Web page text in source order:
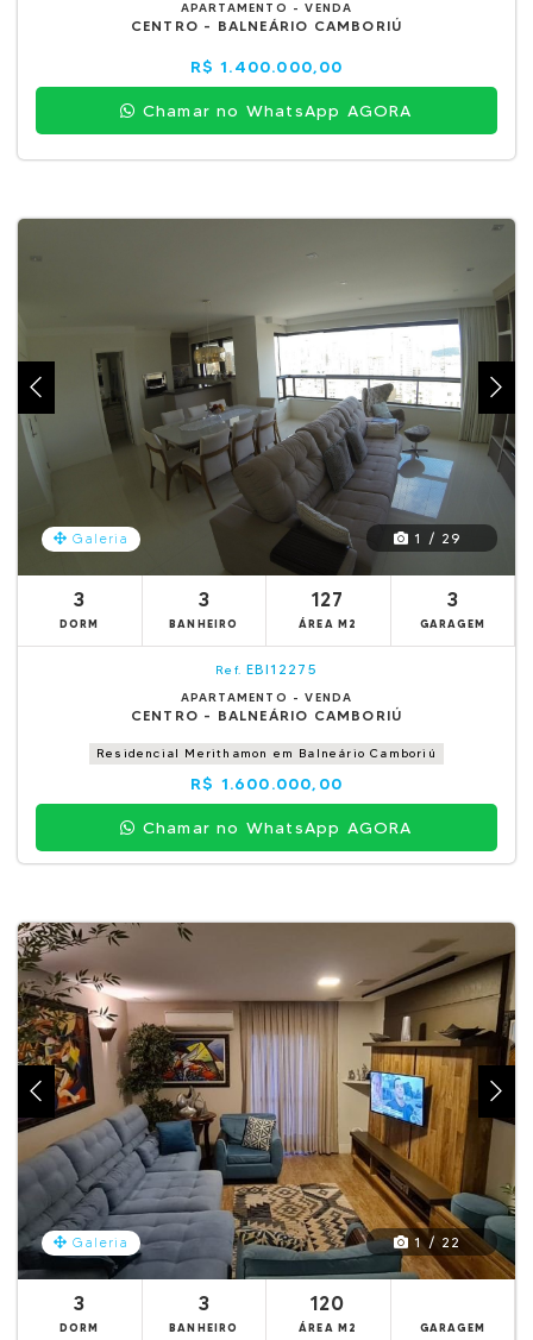
APARTAMENTO - VENDA
CENTRO - BALNEÁRIO CAMBORIÚ
R$ 1.400.000,00
Chamar no WhatsApp AGORA
Galeria 1 / 29
3
DORM
3
BANHEIRO
127
ÁREA M2
3
GARAGEM
Ref. EBI12275
APARTAMENTO - VENDA
CENTRO - BALNEÁRIO CAMBORIÚ
Residencial Merithamon em Balneário Camboriú
R$ 1.600.000,00
Chamar no WhatsApp AGORA
Galeria 1 / 22
3
DORM
3
BANHEIRO
120
ÁREA M2 GARAGEM